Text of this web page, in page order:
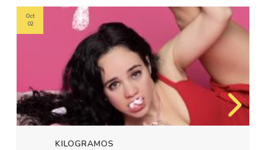
KILOGRAMOS
Oct
02